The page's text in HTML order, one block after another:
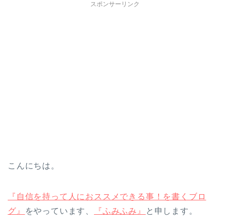
スポンサーリンク
こんにちは。
『自信を持って人におススメできる事！を書くブロ
グ』
をやっています、 『ふみふみ』 と申します。